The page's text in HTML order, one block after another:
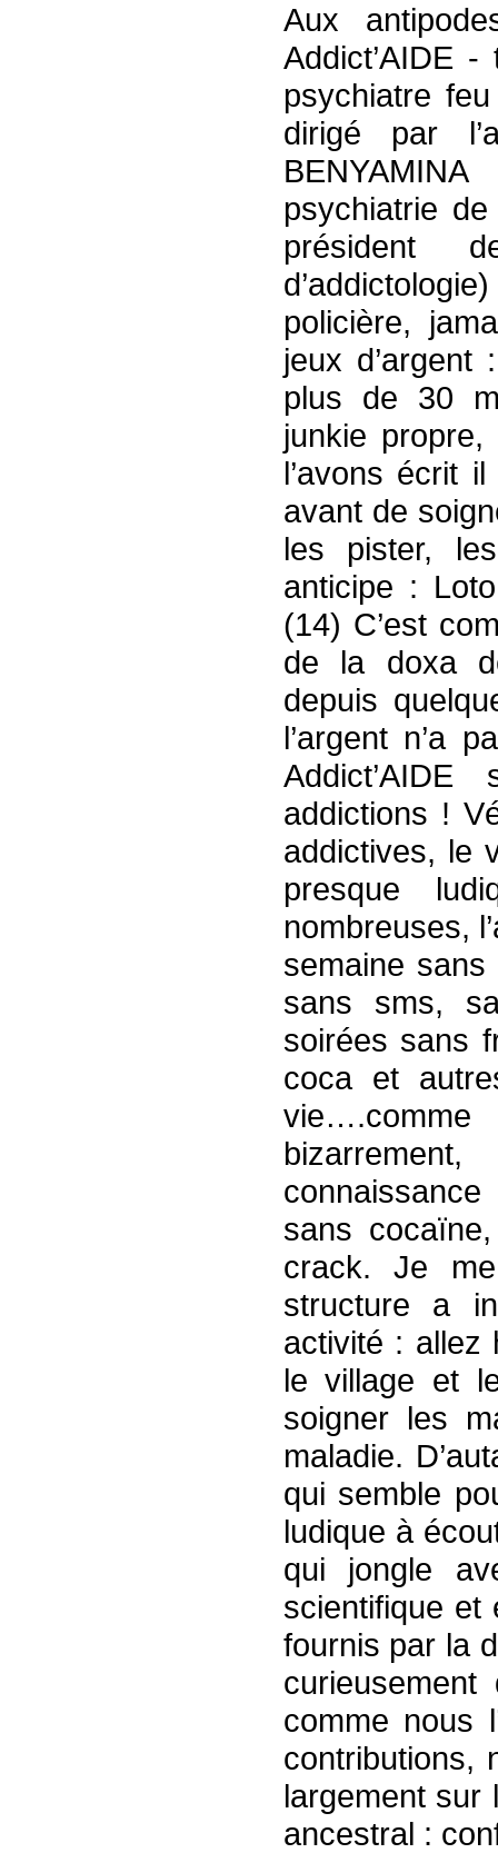
Aux
Addict’AIDE
psychiatre
dirigé par
psychiatrie
président
policière,
jeux
plus de 30
junkie
l’avons écrit
avant de
les pister,
anticipe :
(14) C’est
de la doxa
depuis
l’argent n’a
addictions !
addictives, le
presque
nombreuses,
semaine
sans sms,
soirées sans
coca et
vie….comme
sans
crack. Je
structure a
activité : allez
le village et
soigner les
maladie.
qui semble
ludique à
qui jongle
scientifique et
fournis par la
comme nous
contributions,
largement sur
ancestral :